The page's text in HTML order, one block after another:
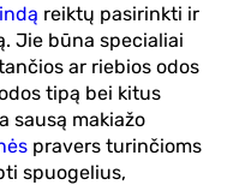
reiktų pasirinkti ir
Jie būna specialiai
ar riebios odos
tipą bei kitus
sausą makiažo
pravers turinčioms
spuogelius,